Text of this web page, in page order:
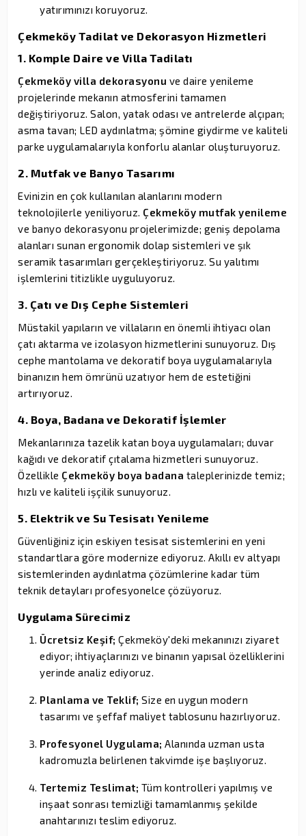
yatırımınızı koruyoruz.
Çekmeköy Tadilat ve Dekorasyon Hizmetleri
1. Komple Daire ve Villa Tadilatı
Çekmeköy villa dekorasyonu ve daire yenileme
projelerinde mekanın atmosferini tamamen
değiştiriyoruz. Salon, yatak odası ve antrelerde alçıpan;
asma tavan; LED aydınlatma; şömine giydirme ve kaliteli
parke uygulamalarıyla konforlu alanlar oluşturuyoruz.
2. Mutfak ve Banyo Tasarımı
Evinizin en çok kullanılan alanlarını modern
teknolojilerle yeniliyoruz. Çekmeköy mutfak yenileme
ve banyo dekorasyonu projelerimizde; geniş depolama
alanları sunan ergonomik dolap sistemleri ve şık
seramik tasarımları gerçekleştiriyoruz. Su yalıtımı
işlemlerini titizlikle uyguluyoruz.
3. Çatı ve Dış Cephe Sistemleri
Müstakil yapıların ve villaların en önemli ihtiyacı olan
çatı aktarma ve izolasyon hizmetlerini sunuyoruz. Dış
cephe mantolama ve dekoratif boya uygulamalarıyla
binanızın hem ömrünü uzatıyor hem de estetiğini
artırıyoruz.
4. Boya, Badana ve Dekoratif İşlemler
Mekanlarınıza tazelik katan boya uygulamaları; duvar
kağıdı ve dekoratif çıtalama hizmetleri sunuyoruz.
Özellikle Çekmeköy boya badana taleplerinizde temiz;
hızlı ve kaliteli işçilik sunuyoruz.
5. Elektrik ve Su Tesisatı Yenileme
Güvenliğiniz için eskiyen tesisat sistemlerini en yeni
standartlara göre modernize ediyoruz. Akıllı ev altyapı
sistemlerinden aydınlatma çözümlerine kadar tüm
teknik detayları profesyonelce çözüyoruz.
Uygulama Sürecimiz
Ücretsiz Keşif; Çekmeköy'deki mekanınızı ziyaret
ediyor; ihtiyaçlarınızı ve binanın yapısal özelliklerini
yerinde analiz ediyoruz.
Planlama ve Teklif; Size en uygun modern
tasarımı ve şeffaf maliyet tablosunu hazırlıyoruz.
Profesyonel Uygulama; Alanında uzman usta
kadromuzla belirlenen takvimde işe başlıyoruz.
Tertemiz Teslimat; Tüm kontrolleri yapılmış ve
inşaat sonrası temizliği tamamlanmış şekilde
anahtarınızı teslim ediyoruz.